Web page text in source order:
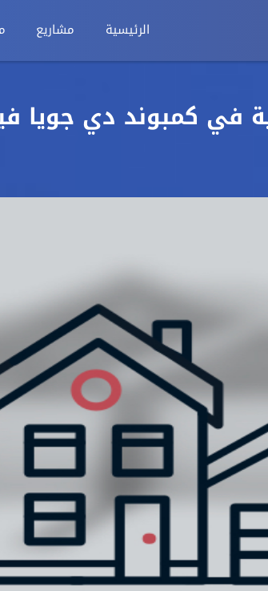
الرئيسية مشاريع
في كمبوند دي جويا